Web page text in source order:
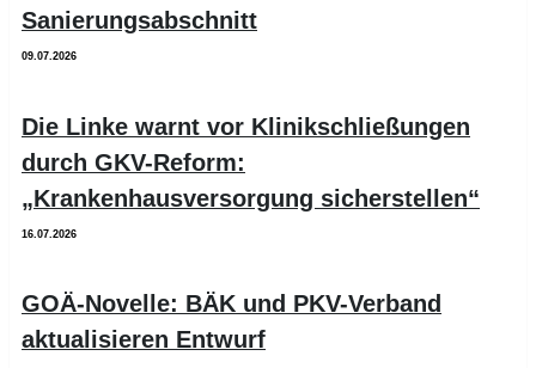
Sanierungsabschnitt
09.07.2026
Die Linke warnt vor Klinikschließungen
durch GKV-Reform:
„Krankenhausversorgung sicherstellen“
16.07.2026
GOÄ-Novelle: BÄK und PKV-Verband
aktualisieren Entwurf